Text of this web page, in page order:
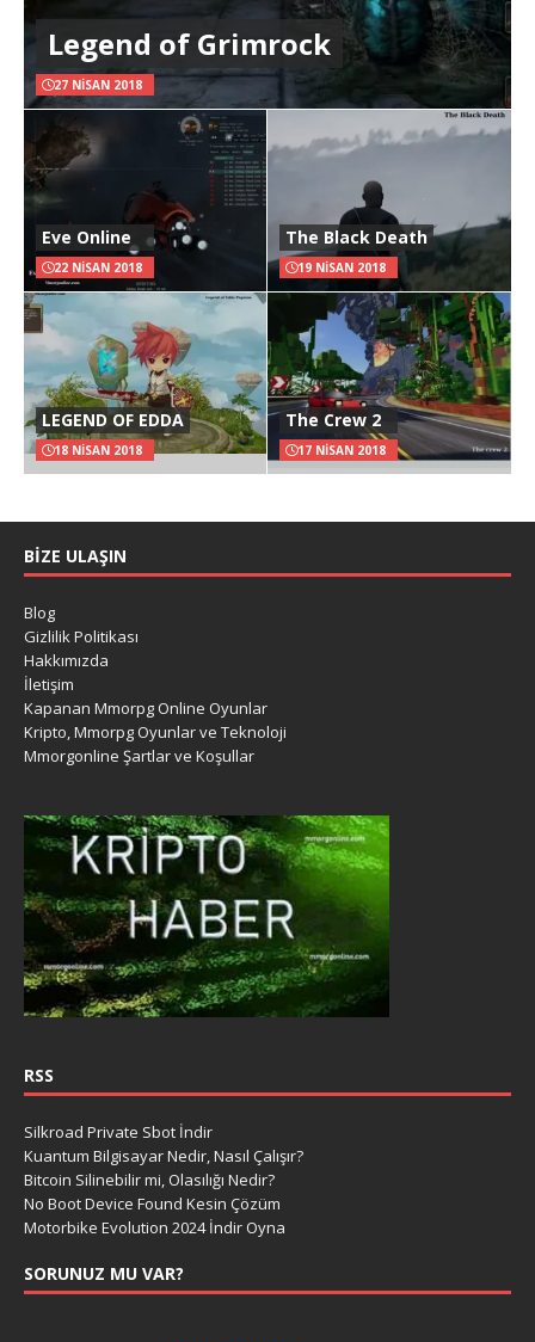
Legend of Grimrock
27 NISAN 2018
Eve Online
22 NISAN 2018
The Black Death
19 NISAN 2018
LEGEND OF EDDA
18 NISAN 2018
The Crew 2
17 NISAN 2018
BIZE ULAŞIN
Blog
Gizlilik Politikası
Hakkımızda
İletişim
Kapanan Mmorpg Online Oyunlar
Kripto, Mmorpg Oyunlar ve Teknoloji
Mmorgonline Şartlar ve Koşullar
RSS
Silkroad Private Sbot İndir
Kuantum Bilgisayar Nedir, Nasıl Çalışır?
Bitcoin Silinebilir mi, Olasılığı Nedir?
No Boot Device Found Kesin Çözüm
Motorbike Evolution 2024 İndir Oyna
SORUNUZ MU VAR?